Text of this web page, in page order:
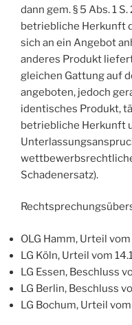
dann gem. § 5 Abs. 1
betriebliche Herkunft
sich an ein Angebot
anderes Produkt
gleichen Gattung auf
angeboten, jedoch
identisches Produkt,
betriebliche Herkunft
Schadenersatz).
OLG Hamm, Urteil
LG Köln, Urteil vom
LG Essen, Beschluss
LG Berlin, Beschluss
LG Bochum, Urteil